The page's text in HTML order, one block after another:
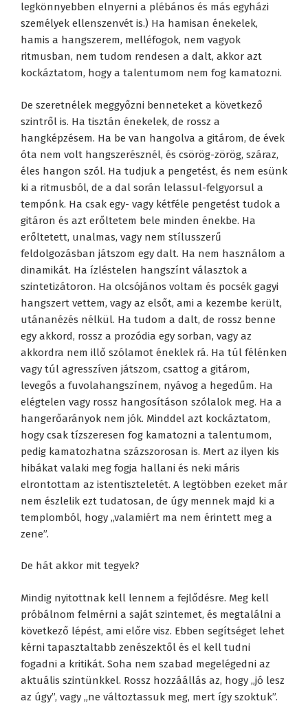
legkönnyebben elnyerni a plébános és más egyházi
személyek ellenszenvét is.) Ha hamisan énekelek,
hamis a hangszerem, melléfogok, nem vagyok
ritmusban, nem tudom rendesen a dalt, akkor azt
kockáztatom, hogy a talentumom nem fog kamatozni.
De szeretnélek meggyőzni benneteket a következő
szintről is. Ha tisztán énekelek, de rossz a
hangképzésem. Ha be van hangolva a gitárom, de évek
óta nem volt hangszerésznél, és csörög-zörög, száraz,
éles hangon szól. Ha tudjuk a pengetést, és nem esünk
ki a ritmusból, de a dal során lelassul-felgyorsul a
tempónk. Ha csak egy- vagy kétféle pengetést tudok a
gitáron és azt erőltetem bele minden énekbe. Ha
erőltetett, unalmas, vagy nem stílusszerű
feldolgozásban játszom egy dalt. Ha nem használom a
dinamikát. Ha ízléstelen hangszínt választok a
szintetizátoron. Ha olcsójános voltam és pocsék gagyi
hangszert vettem, vagy az elsőt, ami a kezembe került,
utánanézés nélkül. Ha tudom a dalt, de rossz benne
egy akkord, rossz a prozódia egy sorban, vagy az
akkordra nem illő szólamot éneklek rá. Ha túl félénken
vagy túl agresszíven játszom, csattog a gitárom,
levegős a fuvolahangszínem, nyávog a hegedűm. Ha
elégtelen vagy rossz hangosításon szólalok meg. Ha a
hangerőarányok nem jók. Minddel azt kockáztatom,
hogy csak tízszeresen fog kamatozni a talentumom,
pedig kamatozhatna százszorosan is. Mert az ilyen kis
hibákat valaki meg fogja hallani és neki máris
elrontottam az istentiszteletét. A legtöbben ezeket már
nem észlelik ezt tudatosan, de úgy mennek majd ki a
templomból, hogy „valamiért ma nem érintett meg a
zene”.
De hát akkor mit tegyek?
Mindig nyitottnak kell lennem a fejlődésre. Meg kell
próbálnom felmérni a saját szintemet, és megtalálni a
következő lépést, ami előre visz. Ebben segítséget lehet
kérni tapasztaltabb zenészektől és el kell tudni
fogadni a kritikát. Soha nem szabad megelégedni az
aktuális szintünkkel. Rossz hozzáállás az, hogy „jó lesz
az úgy”, vagy „ne változtassuk meg, mert így szoktuk”.